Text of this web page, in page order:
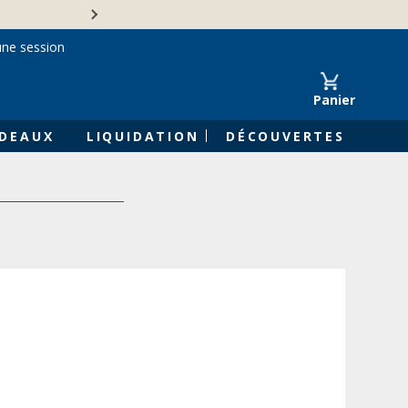
Panier
LIQUIDATION DÉCOUVERTES
session